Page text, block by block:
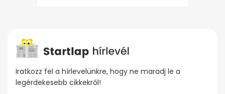
Iratkozz fel a hírlevelünkre, hogy ne maradj le a
legérdekesebb cikkekről!